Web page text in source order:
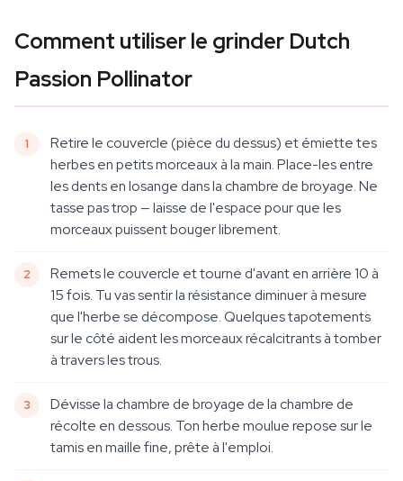
Comment utiliser le grinder Dutch
Passion Pollinator
Retire le couvercle (pièce du dessus) et émiette tes
herbes en petits morceaux à la main. Place-les entre
les dents en losange dans la chambre de broyage. Ne
tasse pas trop — laisse de l'espace pour que les
morceaux puissent bouger librement.
Remets le couvercle et tourne d'avant en arrière 10 à
15 fois. Tu vas sentir la résistance diminuer à mesure
que l'herbe se décompose. Quelques tapotements
sur le côté aident les morceaux récalcitrants à tomber
à travers les trous.
Dévisse la chambre de broyage de la chambre de
récolte en dessous. Ton herbe moulue repose sur le
tamis en maille fine, prête à l'emploi.